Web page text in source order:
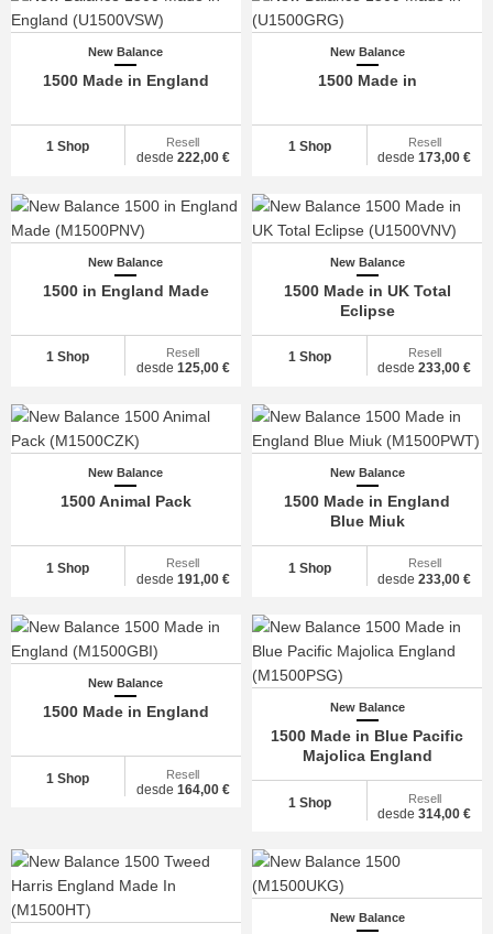
New Balance
1500 Made in England
1 Shop
Resell
desde 222,00 €
New Balance
1500 Made in
1 Shop
Resell
desde 173,00 €
New Balance
1500 in England Made
1 Shop
Resell
desde 125,00 €
New Balance
1500 Made in UK Total
Eclipse
1 Shop
Resell
desde 233,00 €
New Balance
1500 Animal Pack
1 Shop
Resell
desde 191,00 €
New Balance
1500 Made in England
Blue Miuk
1 Shop
Resell
desde 233,00 €
New Balance
1500 Made in England
1 Shop
Resell
desde 164,00 €
New Balance
1500 Made in Blue Pacific
Majolica England
1 Shop
Resell
desde 314,00 €
New Balance